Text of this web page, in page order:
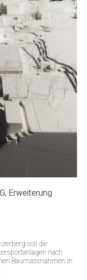
Erweiterung
soll die
nach
Baumassnahmen in